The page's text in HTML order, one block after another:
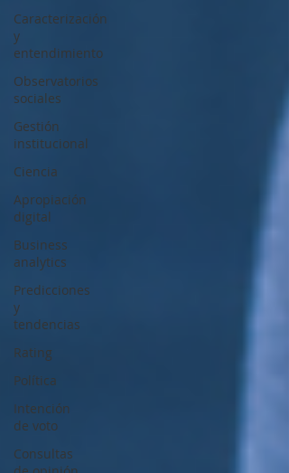
Caracterización
y
entendimiento
Observatorios
sociales
Gestión
institucional
Ciencia
Apropiación
digital
Business
analytics
Predicciones
y
tendencias
Rating
Política
Intención
de voto
Consultas